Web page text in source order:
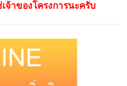
จ้าของโครงการนะครับ